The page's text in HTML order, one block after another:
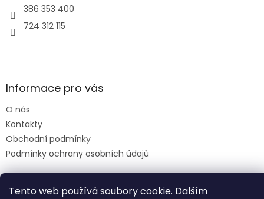
Tento web používá soubory cookie. Dalším
386 353 400
724 312 115
Informace pro vás
O nás
Kontakty
Obchodní podmínky
Podmínky ochrany osobních údajů